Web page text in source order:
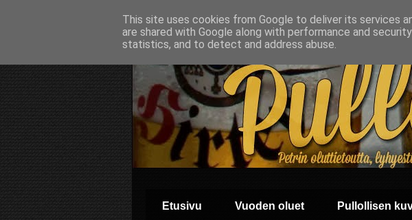
Etusivu Vuoden oluet Pullollisen
This site uses cookies from Google to deliver its services
are shared with Google along with performance and
statistics, and to detect and address abuse.